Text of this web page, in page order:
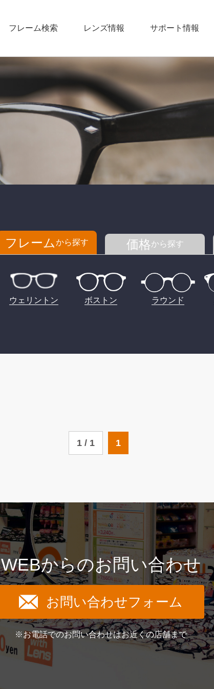
フレーム検索 レンズ情報 サポート情報
フレームから探す 価格から探す
ウェリントン ボストン ラウンド
1 / 1 1
WEBからのお問い合わせ
お問い合わせフォーム
※お電話でのお問い合わせはお近くの店舗まで